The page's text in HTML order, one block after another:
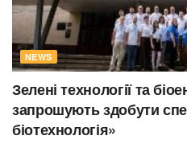
NEWS
Зелені технології та
запрошують здобути
біотехнологія»